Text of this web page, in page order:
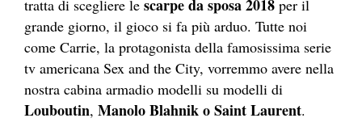
tratta di scegliere le scarpeda sposa2018 per il
grande giorno, il gioco si fa più arduo. Tutte noi
come Carrie, la protagonista della famosissima serie
tv americana Sex and the City, vorremmo avere nella
nostra cabina armadio modelli su modelli di
Louboutin, Manolo Blahniko Saint Laurent.